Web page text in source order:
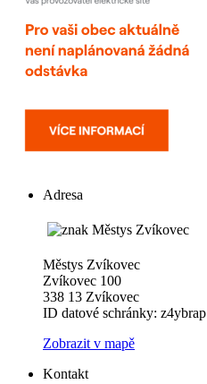
Adresa
Městys Zvíkovec
Zvíkovec 100
338 13 Zvíkovec
ID datové schránky: z4ybrap
Zobrazit v mapě
Kontakt